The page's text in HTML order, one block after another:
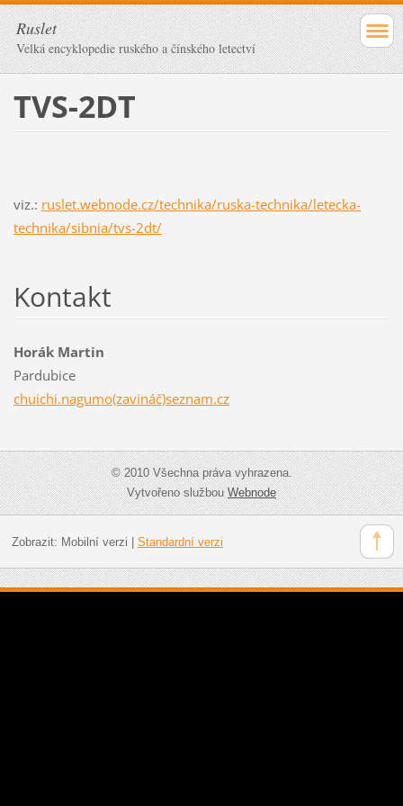
Ruslet
Velká encyklopedie ruského a čínského letectví
TVS-2DT
viz.: ruslet.webnode.cz/technika/ruska-technika/letecka-
technika/sibnia/tvs-2dt/
Kontakt
Horák Martin
Pardubice
chuichi.nagumo(zavináč)seznam.cz
© 2010 Všechna práva vyhrazena.
Vytvořeno službouWebnode
Zobrazit: Mobilní verzi Standardní verzi